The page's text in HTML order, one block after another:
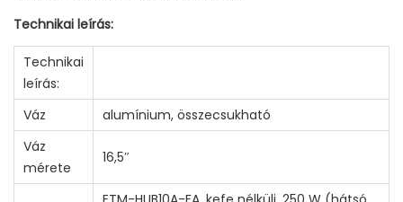
Technikai leírás:
Technikai
leírás:
Váz
alumínium, összecsukható
Váz
mérete
16,5″